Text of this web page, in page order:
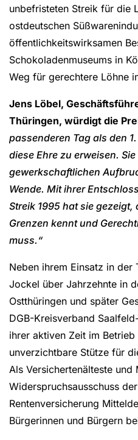
unbefristeten Streik für die
ostdeutschen
öffentlichkeitswirksamen
Schokoladenmuseums in
Weg für gerechtere Löhne
Jens Löbel,
Thüringen, würdigt die
passenderen Tag als den
diese Ehre zu erweisen.
gewerkschaftlichen
Wende. Mit ihrer
Streik 1995 hat sie
Grenzen kennt und
muss.“
Neben ihrem Einsatz in
Jockel über Jahrzehnte in
Ostthüringen und später
DGB-Kreisverband
ihrer aktiven Zeit im
unverzichtbare Stütze für
Als Versichertenälteste und
Widerspruchsausschuss
Rentenversicherung
Bürgerinnen und Bürgern